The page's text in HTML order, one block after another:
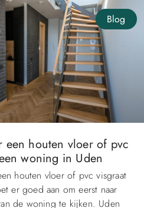
Blog
een houten vloer of pvc
woning in Uden
houten vloer of pvc visgraat
er goed aan om eerst naar
de woning te kijken. Uden